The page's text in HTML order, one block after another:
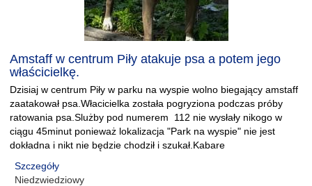
Amstaff w centrum Piły atakuje psa a potem jego
właścicielkę.
Dzisiaj w centrum Piły w parku na wyspie wolno biegający amstaff
zaatakował psa.Włacicielka została pogryziona podczas próby
ratowania psa.Slużby pod numerem 112 nie wysłały nikogo w
ciągu 45minut ponieważ lokalizacja "Park na wyspie" nie jest
dokładna i nikt nie będzie chodził i szukał.Kabare
Szczegóły
Niedzwiedziowy